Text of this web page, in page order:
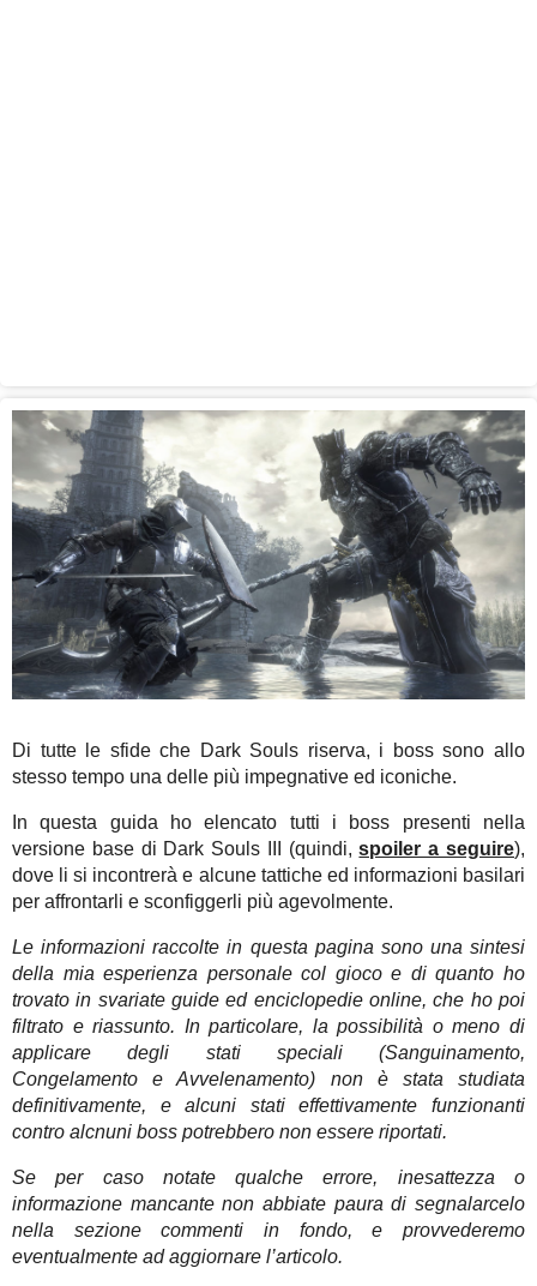
Di tutte le sfide che Dark Souls riserva, i boss sono allo
stesso tempo una delle più impegnative ed iconiche.
In questa guida ho elencato tutti i boss presenti nella
versione base di Dark Souls III (quindi,spoiler a seguire),
dove li si incontrerà e alcune tattiche ed informazioni basilari
per affrontarli e sconfiggerli più agevolmente.
Le informazioni raccolte in questa pagina sono una sintesi
della mia esperienza personale col gioco e di quanto ho
trovato in svariate guide ed enciclopedie online, che ho poi
filtrato e riassunto. In particolare, la possibilità o meno di
applicare degli stati speciali (Sanguinamento,
Congelamento e Avvelenamento) non è stata studiata
definitivamente, e alcuni stati effettivamente funzionanti
contro alcnuni boss potrebbero non essere riportati.
Se per caso notate qualche errore, inesattezza o
informazione mancante non abbiate paura di segnalarcelo
nella sezione commenti in fondo, e provvederemo
eventualmente ad aggiornare l’articolo.